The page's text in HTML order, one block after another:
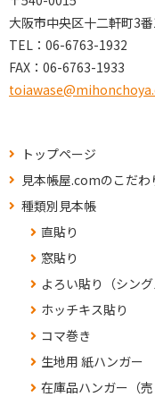
大阪市中央区十二軒町3
TEL： 06-6763-1932
FAX： 06-6763-1933
トップページ
見本帳屋.comのこだわ
種類別見本帳
直貼り
窓貼り
よろい貼り（シング
ホッチキス貼り
コマ巻き
生地用 紙ハンガー
在庫品ハンガー（売